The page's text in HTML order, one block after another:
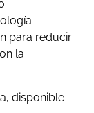
para reducir
la
disponible